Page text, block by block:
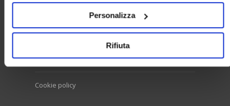
Personalizza
Rifiuta
Cookie policy